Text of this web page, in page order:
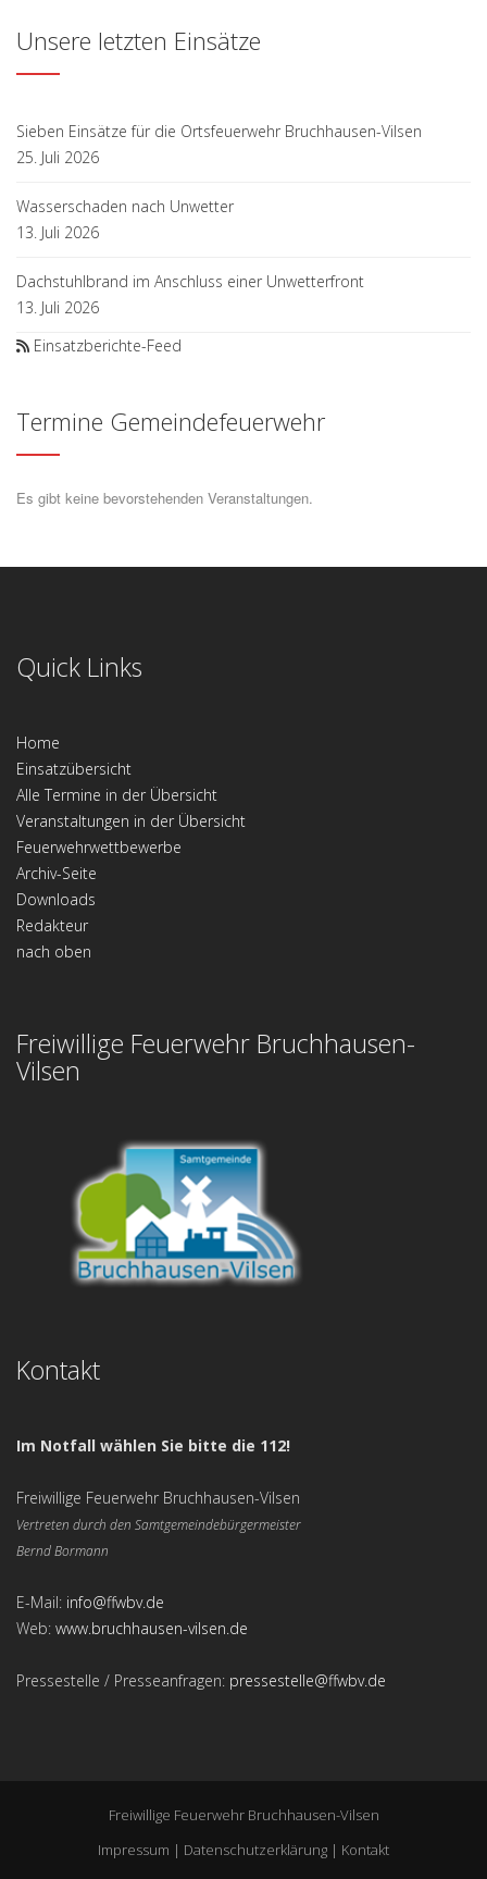
Unsere letzten Einsätze
Sieben Einsätze für die Ortsfeuerwehr Bruchhausen-Vilsen
25. Juli 2026
Wasserschaden nach Unwetter
13. Juli 2026
Dachstuhlbrand im Anschluss einer Unwetterfront
13. Juli 2026
Einsatzberichte-Feed
Termine Gemeindefeuerwehr
Es gibt keine bevorstehenden Veranstaltungen.
Quick Links
Home
Einsatzübersicht
Alle Termine in der Übersicht
Veranstaltungen in der Übersicht
Feuerwehrwettbewerbe
Archiv-Seite
Downloads
Redakteur
nach oben
Freiwillige Feuerwehr Bruchhausen-
Vilsen
Kontakt
Im Notfall wählen Sie bitte die 112!
Freiwillige Feuerwehr Bruchhausen-Vilsen
Vertreten durch den Samtgemeindebürgermeister
Bernd Bormann
E-Mail: info@ffwbv.de
Web: www.bruchhausen-vilsen.de
Pressestelle / Presseanfragen: pressestelle@ffwbv.de
Freiwillige Feuerwehr Bruchhausen-Vilsen
Impressum | Datenschutzerklärung | Kontakt